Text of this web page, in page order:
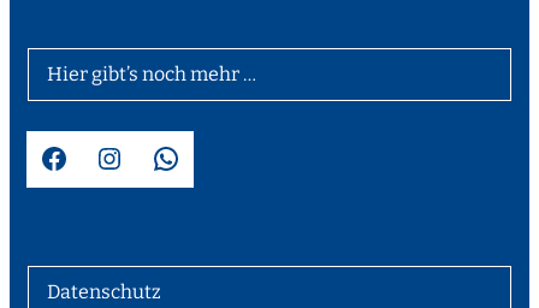
Hier gibt’s noch mehr …
Facebook Instagram WhatsApp
Datenschutz